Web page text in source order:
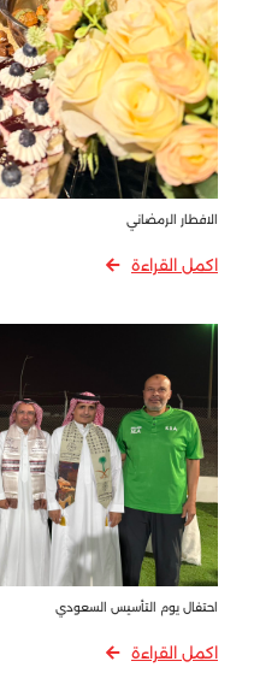
الافطار الرمضاني
اكمل القراءة
احتفال يوم التأسيس السعودي
اكمل القراءة